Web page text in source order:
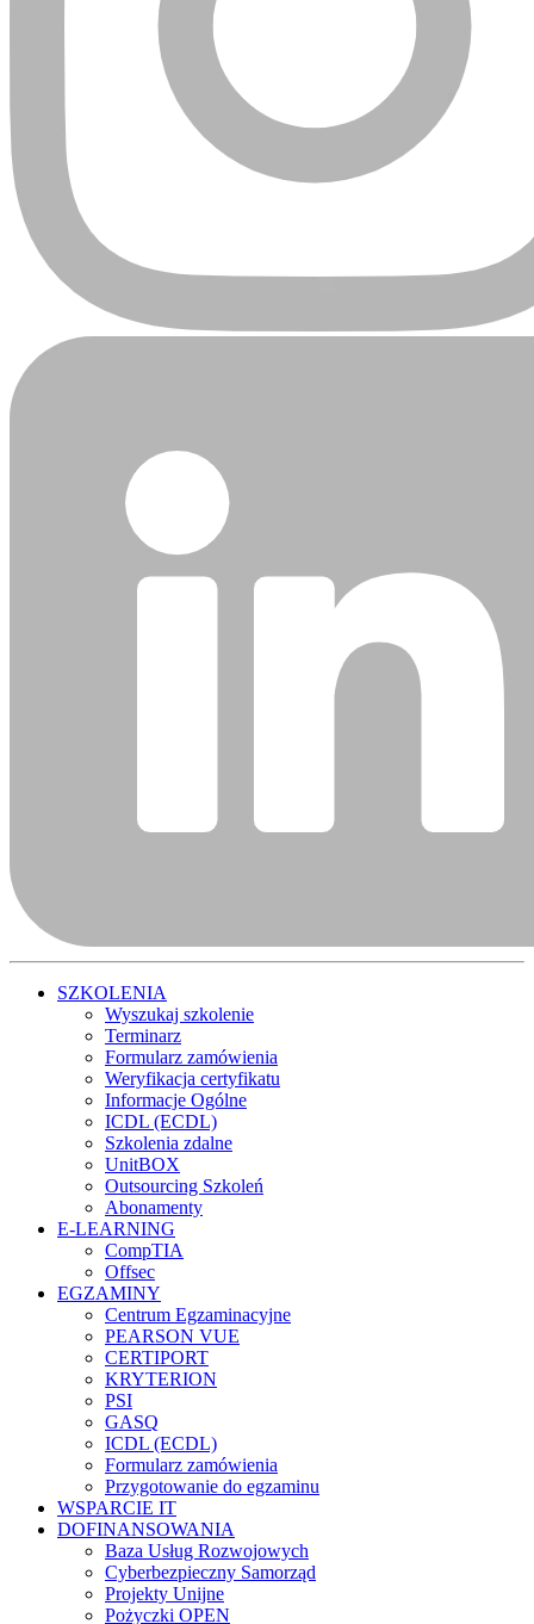
SZKOLENIA
Wyszukaj szkolenie
Terminarz
Formularz zamówienia
Weryfikacja certyfikatu
Informacje Ogólne
ICDL (ECDL)
Szkolenia zdalne
UnitBOX
Outsourcing Szkoleń
Abonamenty
E-LEARNING
CompTIA
Offsec
EGZAMINY
Centrum Egzaminacyjne
PEARSON VUE
CERTIPORT
KRYTERION
PSI
GASQ
ICDL (ECDL)
Formularz zamówienia
Przygotowanie do egzaminu
WSPARCIE IT
DOFINANSOWANIA
Baza Usług Rozwojowych
Cyberbezpieczny Samorząd
Projekty Unijne
Pożyczki OPEN